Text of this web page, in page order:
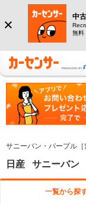
中
無料
サニーバン・パープル
日産 サニーバン
一覧から探